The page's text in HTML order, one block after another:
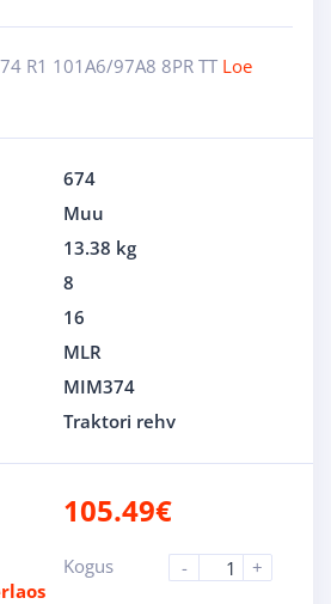
R1 101A6/97A8 8PR TT Loe
674
Muu
13.38 kg
8
16
MLR
MIM374
Traktori rehv
105.49€
Kogus - +